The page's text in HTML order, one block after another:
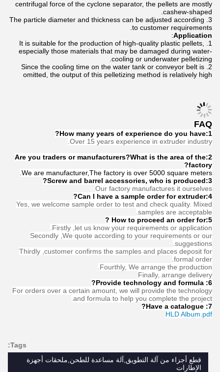
centrifugal force of the cyclone separator, the pellets are mostly
cashew-shaped.
The particle diameter and thickness can be adjusted according
to customer requirements.
Application
:
It is suitable for the production of high-quality plastic pellets,
especially those materials that may be damaged during water-
cooling or underwater pelletizing.
Since the cooling time on the water tank or conveyor belt is
omitted, the output of this pelletizing method is relatively high
FAQ
1:How many years of experience do you have?
Over 15 years experience in extruder industry.
2:Are you traders or manufacturers?What is the area of the
factory?
We are manufacturer,The factory is over 5000 square meters.
3:
Screw and barrel accessories, who is produced?
Our factory manufactures it ourselves
4:Can I have a sample order for extruder?
Yes, we welcome sample order to test and check quality. Mixed
samples are acceptable.
5:How to proceed an order for ?
Firstly ,let us know your requirements or application.
Secondly ,We quote according to your requirements or our
suggestions.
Thirdly ,customer confirms the samples and places deposit for
formal order.
Fourthly, We arrange the production.
Finally, arrange delivery
6:
Provide technology and formula
?
For orders over a certain amount, we will provide the technology
and formula to help you complete the project.
7:
Have a catalogue​?
HLD Album.pdf
Tags:
قطع أجزاء من آلة التطويق,آلة مساعدة للطحن,ملحقات أجهزة
الإطارات